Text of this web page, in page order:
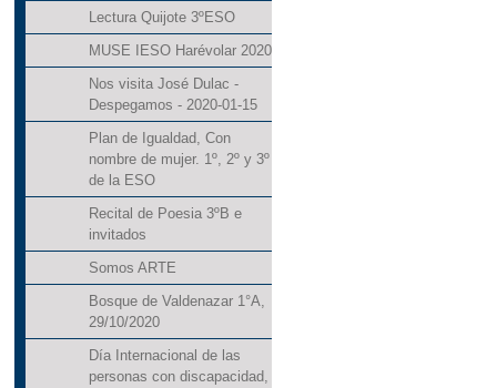
Lectura Quijote 3ºESO
MUSE IESO Harévolar 2020
Nos visita José Dulac -
Despegamos - 2020-01-15
Plan de Igualdad, Con
nombre de mujer. 1º, 2º y 3º
de la ESO
Recital de Poesia 3ºB e
invitados
Somos ARTE
Bosque de Valdenazar 1°A,
29/10/2020
Día Internacional de las
personas con discapacidad,